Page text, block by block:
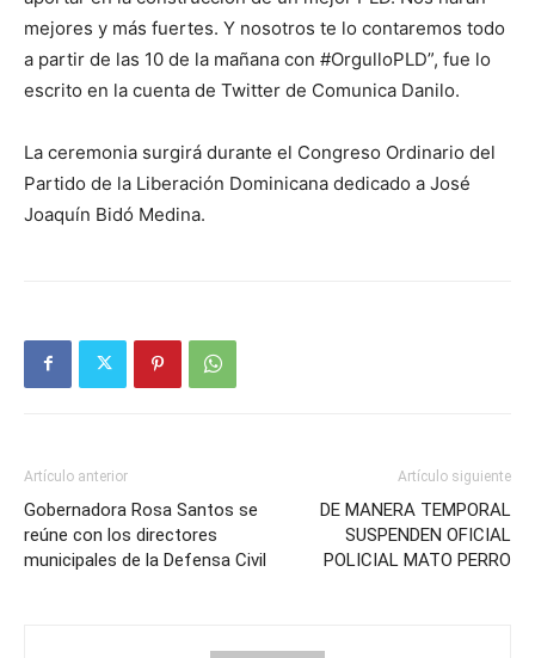
mejores y más fuertes. Y nosotros te lo contaremos todo
a partir de las 10 de la mañana con #OrgulloPLD”, fue lo
escrito en la cuenta de Twitter de Comunica Danilo.
La ceremonia surgirá durante el Congreso Ordinario del
Partido de la Liberación Dominicana dedicado a José
Joaquín Bidó Medina.
Artículo anterior
Gobernadora Rosa Santos se
reúne con los directores
municipales de la Defensa Civil
Artículo siguiente
DE MANERA TEMPORAL
SUSPENDEN OFICIAL
POLICIAL MATO PERRO